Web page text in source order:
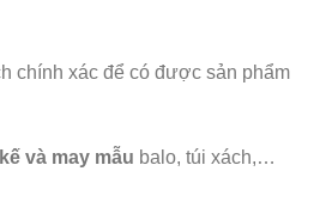
chính xác để có được sản phẩm
và may mẫu balo, túi xách,…